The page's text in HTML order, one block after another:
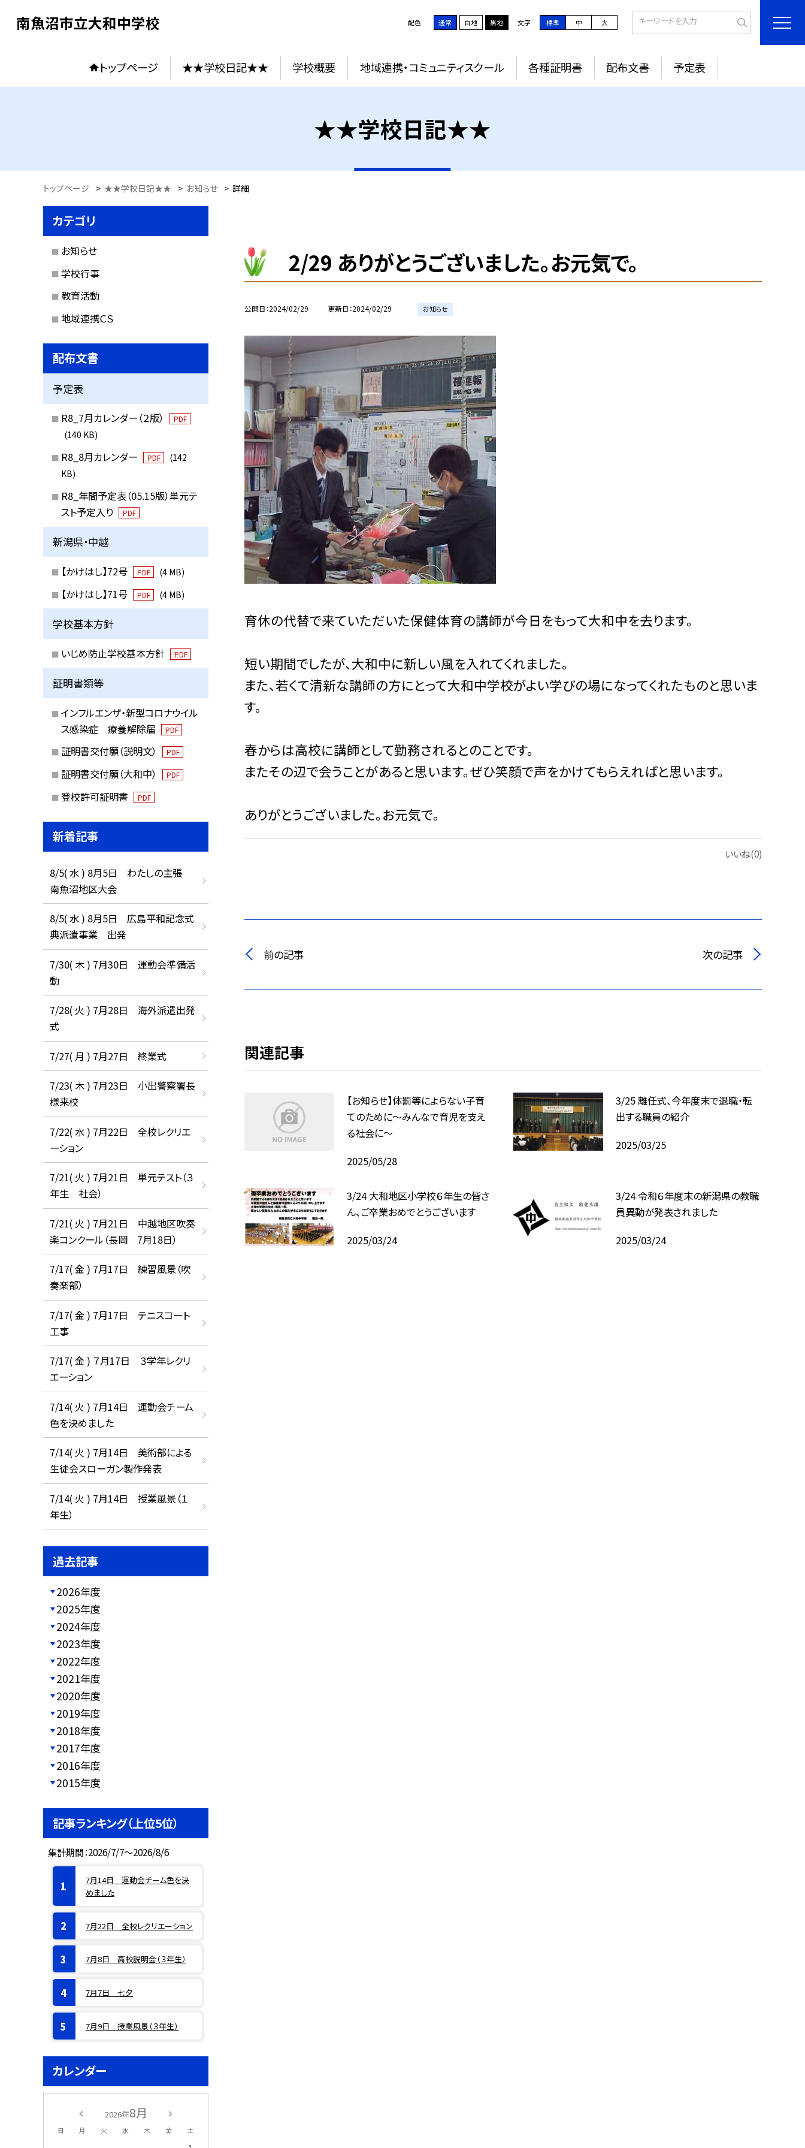
南魚沼市立大和中学校 配色 通常 白地 黒地 文字 標準 中 大
トップページ ★★学校日記★★ 学校概要 地域連携・コミュニティスクール 各種証明書 配布文書 予定表
★★学校日記★★
トップページ > ★★学校日記★★ > お知らせ > 詳細
2/29 ありがとうございました。お元気で。
公開日 2024/02/29 更新日 2024/02/29 お知らせ
育休の代替で来ていただいた保健体育の講師が今日をもって大和中を去ります。
短い期間でしたが、大和中に新しい風を入れてくれました。
また、若くて清新な講師の方にとって大和中学校がよい学びの場になってくれたものと思いま
す。
春からは高校に講師として勤務されるとのことです。
またその辺で会うことがあると思います。ぜひ笑顔で声をかけてもらえればと思います。
ありがとうございました。お元気で。
いいね(0)
前の記事 次の記事
関連記事
【お知らせ】体罰等によらない子育
てのために～みんなで育児を支え
る社会に～
2025/05/28
3/25 離任式、今年度末で退職・転
出する職員の紹介
2025/03/25
3/24 大和地区小学校６年生の皆さ
ん、ご卒業おめでとうございます
2025/03/24
3/24 令和６年度末の新潟県の教職
員異動が発表されました
2025/03/24
カテゴリ
お知らせ
学校行事
教育活動
地域連携ＣＳ
配布文書
予定表
R8_7月カレンダー（２版） PDF
(140 KB)
R8_8月カレンダー PDF
(142
KB)
R8_年間予定表（05.15版）単元テ
スト予定入り
PDF
新潟県・中越
【かけはし】72号 PDF (4 MB)
【かけはし】71号 PDF (4 MB)
学校基本方針
いじめ防止学校基本方針 PDF
証明書類等
インフルエンザ・新型コロナウイル
ス感染症 療養解除届
PDF
証明書交付願（説明文） PDF
証明書交付願（大和中） PDF
登校許可証明書 PDF
新着記事
8/5( 水 ) 8月5日 わたしの主張
南魚沼地区大会
8/5( 水 ) 8月5日 広島平和記念式
典派遣事業 出発
7/30( 木 ) 7月30日 運動会準備活
動
7/28( 火 ) 7月28日 海外派遣出発
式
7/27( 月 ) 7月27日 終業式
7/23( 木 ) 7月23日 小出警察署長
様来校
7/22( 水 ) 7月22日 全校レクリエ
ーション
7/21( 火 ) 7月21日 単元テスト（３
年生 社会）
7/21( 火 ) 7月21日 中越地区吹奏
楽コンクール（長岡 7月18日）
7/17( 金 ) 7月17日 練習風景（吹
奏楽部）
7/17( 金 ) 7月17日 テニスコート
工事
7/17( 金 ) ７月17日 ３学年レクリ
エーション
7/14( 火 ) 7月14日 運動会チーム
色を決めました
7/14( 火 ) 7月14日 美術部による
生徒会スローガン製作発表
7/14( 火 ) 7月14日 授業風景（１
年生）
過去記事
2026年度
2025年度
2024年度
2023年度
2022年度
2021年度
2020年度
2019年度
2018年度
2017年度
2016年度
2015年度
記事ランキング（上位5位）
集計期間：2026/7/7～2026/8/6
7月14日 運動会チーム色を決
めました
7月22日 全校レクリエーション
7月8日 高校説明会（３年生）
7月7日 七夕
7月9日 授業風景（３年生）
カレンダー
2026年8月
日 月 火 水 木 金 土